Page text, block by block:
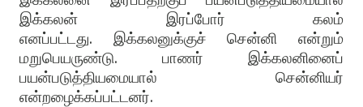
இக்கலன் இரப்போர் கலம்
எனப்பட்டது. இக்கலனுக்குச் சென்னி என்றும்
மறுபெயருண்டு. பாணர் இக்கலனினைப்
பயன்படுத்தியமையால் சென்னியர்
என்றழைக்கப்பட்டனர்.